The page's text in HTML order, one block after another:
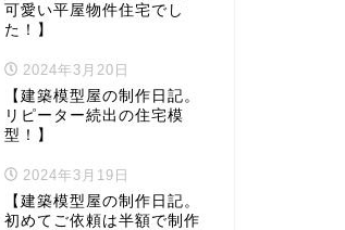
可愛い平屋物件住宅でし
た！】
2024年3月20日
【建築模型屋の制作日記。
リピーター続出の住宅模
型！】
2024年3月19日
【建築模型屋の制作日記。
初めてご依頼は半額で制作